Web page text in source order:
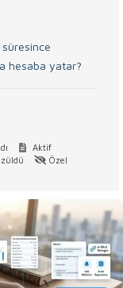
süresince
hesaba yatar?
Aktif
Özel